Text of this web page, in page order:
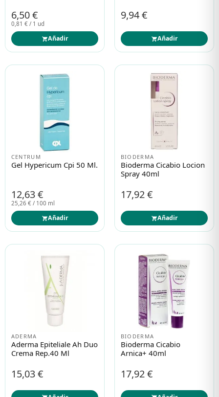
6,50 €
0,81 € / 1 ud
Añadir
9,94 €
Añadir
CENTRUM
Gel Hypericum Cpi 50 Ml.
12,63 €
25,26 € / 100 ml
Añadir
BIODERMA
Bioderma Cicabio Locion
Spray 40ml
17,92 €
Añadir
ADERMA
Aderma Epiteliale Ah Duo
Crema Rep.40 Ml
15,03 €
BIODERMA
Bioderma Cicabio
Arnica+ 40ml
17,92 €